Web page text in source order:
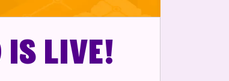
is live!